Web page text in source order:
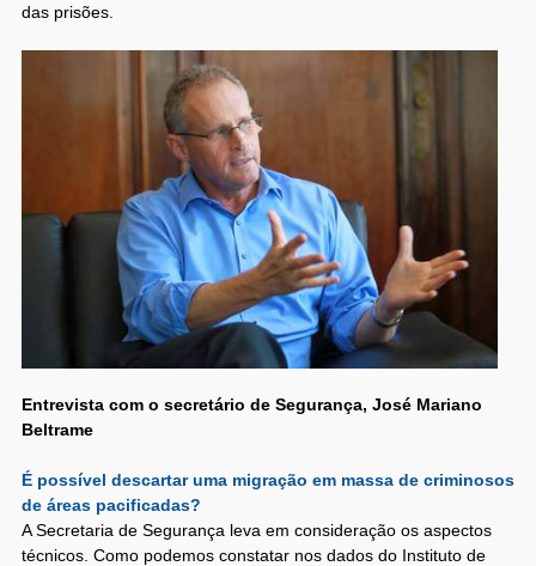
das prisões.
Entrevista com o secretário de Segurança, José Mariano
Beltrame
É possível descartar uma migração em massa de criminosos
de áreas pacificadas?
A Secretaria de Segurança leva em consideração os aspectos
técnicos. Como podemos constatar nos dados do Instituto de